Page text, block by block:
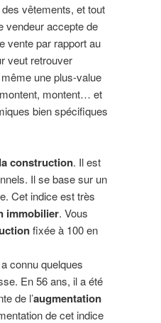
vêtements, et tout
vendeur accepte de
vente par rapport au
veut retrouver
une plus-value
montent… et
bien spécifiques
construction. Il est
Il se base sur un
Cet indice est très
immobilier. Vous
fixée à 100 en
connu quelques
En 56 ans, il a été
de l’augmentation
de cet indice